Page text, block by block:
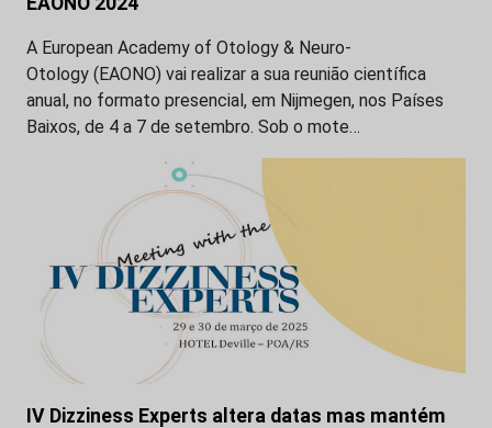
A European Academy of Otology & Neuro-
Otology (EAONO) vai realizar a sua reunião científica
anual, no formato presencial, em Nijmegen, nos Países
Baixos, de 4 a 7 de setembro. Sob o mote…
IV Dizziness Experts altera datas mas mantém